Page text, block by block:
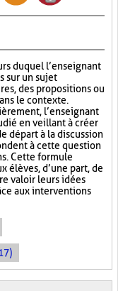
duquel l’enseignant
sur un sujet
des propositions ou
le contexte.
l’enseignant
en veillant à créer
départ à la discussion
à cette question
Cette formule
élèves, d’une part, de
valoir leurs idées
aux interventions